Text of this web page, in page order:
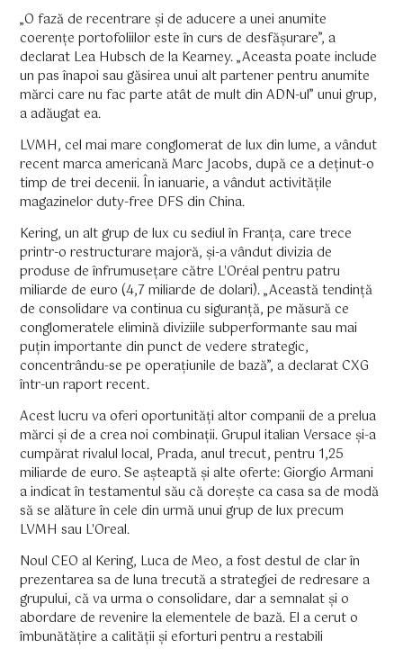
„O fază de recentrare și de aducere a unei anumite
coerențe portofoliilor este în curs de desfășurare”, a
declarat Lea Hubsch de la Kearney. „Aceasta poate include
un pas înapoi sau găsirea unui alt partener pentru anumite
mărci care nu fac parte atât de mult din ADN-ul” unui grup,
a adăugat ea.
LVMH, cel mai mare conglomerat de lux din lume, a vândut
recent marca americană Marc Jacobs, după ce a deținut-o
timp de trei decenii. În ianuarie, a vândut activitățile
magazinelor duty-free DFS din China.
Kering, un alt grup de lux cu sediul în Franța, care trece
printr-o restructurare majoră, și-a vândut divizia de
produse de înfrumusețare către L'Oréal pentru patru
miliarde de euro (4,7 miliarde de dolari). „Această tendință
de consolidare va continua cu siguranță, pe măsură ce
conglomeratele elimină diviziile subperformante sau mai
puțin importante din punct de vedere strategic,
concentrându-se pe operațiunile de bază”, a declarat CXG
într-un raport recent.
Acest lucru va oferi oportunități altor companii de a prelua
mărci și de a crea noi combinații. Grupul italian Versace și-a
cumpărat rivalul local, Prada, anul trecut, pentru 1,25
miliarde de euro. Se așteaptă și alte oferte: Giorgio Armani
a indicat în testamentul său că dorește ca casa sa de modă
să se alăture în cele din urmă unui grup de lux precum
LVMH sau L'Oreal.
Noul CEO al Kering, Luca de Meo, a fost destul de clar în
prezentarea sa de luna trecută a strategiei de redresare a
grupului, că va urma o consolidare, dar a semnalat și o
abordare de revenire la elementele de bază. El a cerut o
îmbunătățire a calității și eforturi pentru a restabili